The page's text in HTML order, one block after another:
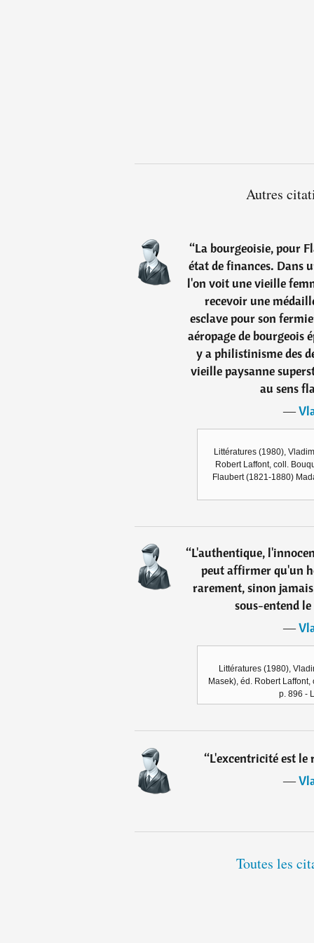
Autres
“La bourgeoisie, pour
état de finances. Dans
l'on voit une vieille
recevoir une
esclave pour son
aéropage de
y a philistinisme des
vieille paysanne
au sens
―
Littératures (1980),
Robert Laffont, coll.
Flaubert (1821-1880)
“L'authentique,
peut affirmer qu'un
rarement, sinon
sous-entend
―
Littératures (1980),
Masek), éd. Robert
p. 896 -
“L'excentricité est le
―
Toutes les